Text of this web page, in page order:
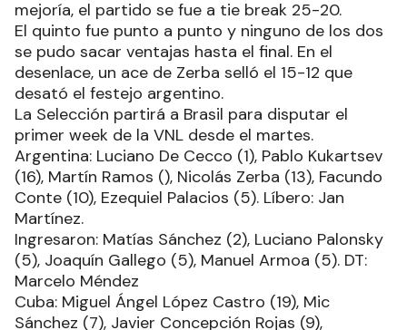
mejoría, el partido se fue a tie break 25-20.
El quinto fue punto a punto y ninguno de los dos
se pudo sacar ventajas hasta el final. En el
desenlace, un ace de Zerba selló el 15-12 que
desató el festejo argentino.
La Selección partirá a Brasil para disputar el
primer week de la VNL desde el martes.
Argentina: Luciano De Cecco (1), Pablo Kukartsev
(16), Martín Ramos (), Nicolás Zerba (13), Facundo
Conte (10), Ezequiel Palacios (5). Líbero: Jan
Martínez.
Ingresaron: Matías Sánchez (2), Luciano Palonsky
(5), Joaquín Gallego (5), Manuel Armoa (5). DT:
Marcelo Méndez
Cuba: Miguel Ángel López Castro (19), Mic
Sánchez (7), Javier Concepción Rojas (9),